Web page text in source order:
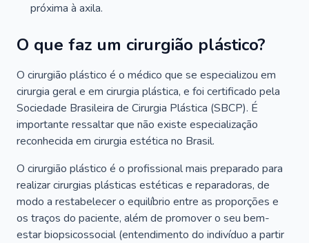
próxima à axila.
O que faz um cirurgião plástico?
O cirurgião plástico é o médico que se especializou em
cirurgia geral e em cirurgia plástica, e foi certificado pela
Sociedade Brasileira de Cirurgia Plástica (SBCP). É
importante ressaltar que não existe especialização
reconhecida em cirurgia estética no Brasil.
O cirurgião plástico é o profissional mais preparado para
realizar cirurgias plásticas estéticas e reparadoras, de
modo a restabelecer o equilíbrio entre as proporções e
os traços do paciente, além de promover o seu bem-
estar biopsicossocial (entendimento do indivíduo a partir